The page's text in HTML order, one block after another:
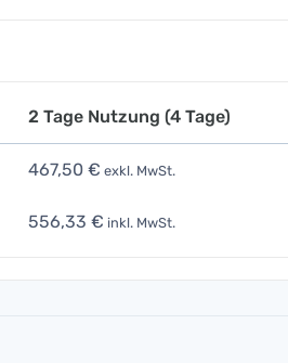
2 Tage Nutzung (4 Tage)
467,50 € exkl. MwSt.
556,33 € inkl. MwSt.